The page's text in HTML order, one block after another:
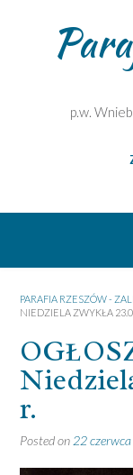
p.w.
PARAFIA RZESZÓW -
NIEDZIELA ZWYKŁA
r.
Posted on 22